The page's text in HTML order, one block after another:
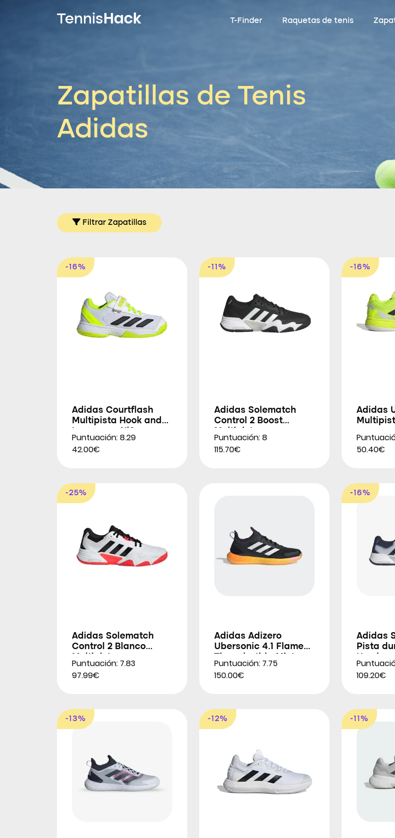
TennisHack T-Finder Raquetas de tenis
Zapatillas de Tenis
Adidas
Filtrar Zapatillas
-16%
Adidas Courtflash
Multipista Hook and
Puntuación: 8.29
42.00€
-11%
Adidas Solematch
Control 2 Boost
Hombres
Puntuación: 8
115.70€
-16%
Adidas
50.40€
-25%
Adidas Solematch
Control 2 Blanco
Hombres
Puntuación: 7.83
97.99€
Adidas Adizero
Ubersonic 4.1 Flame
Puntuación: 7.75
150.00€
-16%
Adidas
Pista
109.20€
-13% -12% -11%